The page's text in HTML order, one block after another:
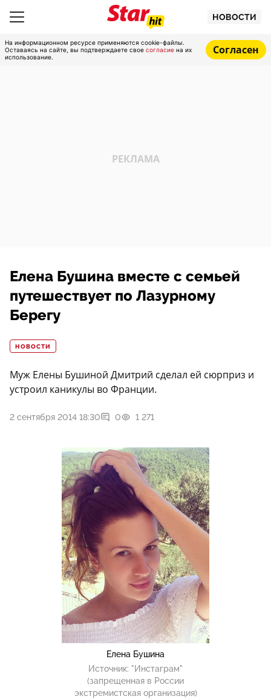
НОВОСТИ
На информационном ресурсе применяются cookie-файлы.
Оставаясь на сайте, вы подтверждаете свое согласие на их
использование.
Согласен
Елена Бушина вместе с семьей
путешествует по Лазурному
Берегу
НОВОСТИ
Муж Елены Бушиной Дмитрий сделал ей сюрприз и
устроил каникулы во Франции.
2 сентября 2014 18:30 0 1 271
Елена Бушина
Источник: "Инстаграм"
(запрещенная в России
экстремистская организация)